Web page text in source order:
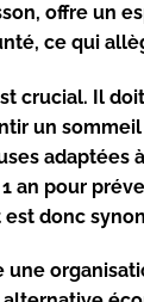
offre un
ce qui
crucial. Il
un
adaptées
an pour
donc
une